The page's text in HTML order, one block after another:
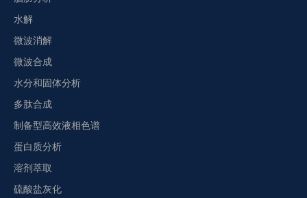
水解
微波消解
微波合成
水分和固体分析
多肽合成
制备型高效液相色谱
蛋白质分析
溶剂萃取
硫酸盐灰化